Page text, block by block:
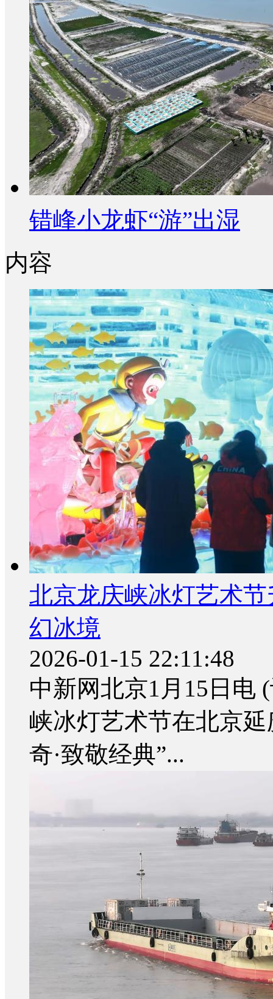
错峰小龙虾“游”出湿
内容
北京龙庆峡冰灯艺术
幻冰境
2026-01-15 22:11:48
中新网北京1月15日电
峡冰灯艺术节在北京
奇·致敬经典”...